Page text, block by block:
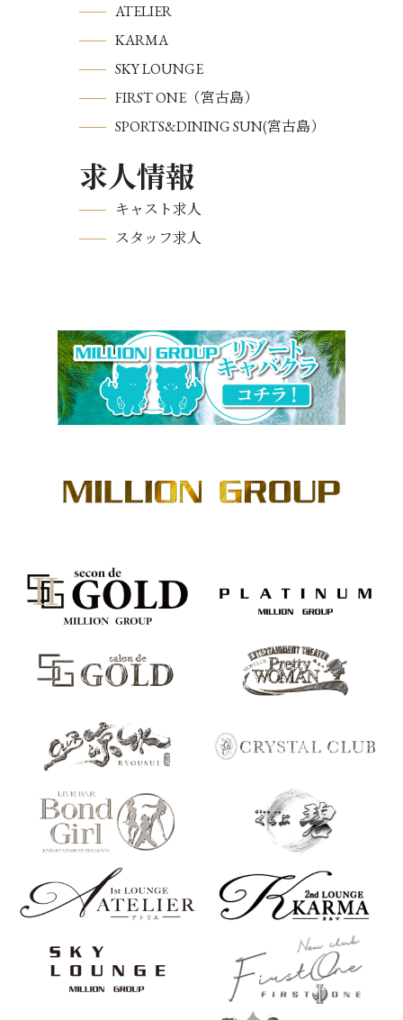
ATELIER
KARMA
SKY LOUNGE
FIRST ONE（宮古島）
SPORTS&DINING SUN(宮古島）
求人情報
キャスト求人
スタッフ求人